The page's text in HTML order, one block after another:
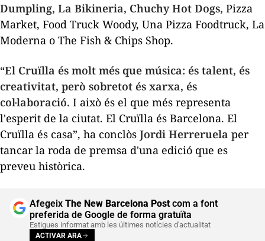
Dumpling, La Bikineria, Chuchy Hot Dogs, Pizza
Market, Food Truck Woody, Una Pizza Foodtruck, La
Moderna o The Fish & Chips Shop.
“El Cruïlla és molt més que música: és talent, és
creativitat, però sobretot és xarxa, és
col·laboració. I això és el que més representa
l'esperit de la ciutat. El Cruïlla és Barcelona. El
Cruïlla és casa”, ha conclòs Jordi Herreruela per
tancar la roda de premsa d'una edició que es
preveu històrica.
Afegeix The New Barcelona Postcom a font
preferida de Google de forma gratuïta
Estigues informat amb les últimes notícies d'actualitat
ACTIVAR ARA